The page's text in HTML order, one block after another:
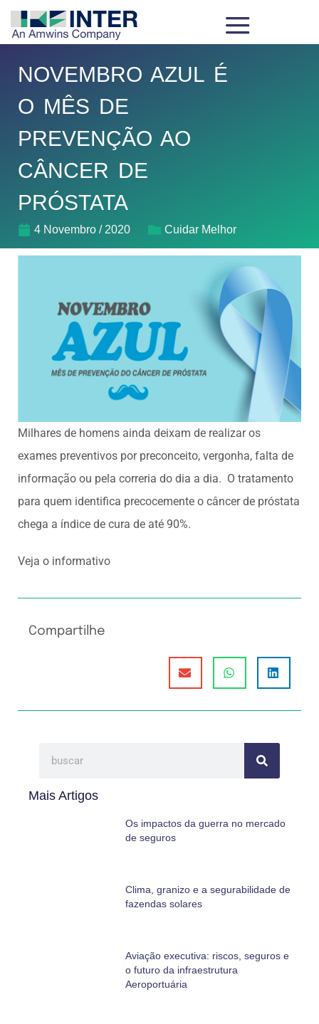
NOVEMBRO AZUL É
O MÊS DE
PREVENÇÃO AO
CÂNCER DE
PRÓSTATA
4 Novembro / 2020 Cuidar Melhor
Milhares de homens ainda deixam de realizar os
exames preventivos por preconceito, vergonha, falta de
informação ou pela correria do dia a dia. O tratamento
para quem identifica precocemente o câncer de próstata
chega a índice de cura de até 90%.
Veja o informativo
Compartilhe
Mais Artigos
Os impactos da guerra no mercado
de seguros
Clima, granizo e a segurabilidade de
fazendas solares
Aviação executiva: riscos, seguros e
o futuro da infraestrutura
Aeroportuária